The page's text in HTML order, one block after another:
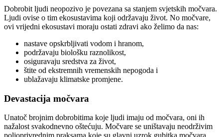
Dobrobit ljudi neopozivo je povezana sa stanjem svjetskih močvara.
Ljudi ovise o tim ekosustavima koji održavaju život. No močvare,
ovi vrijedni ekosustavi moraju ostati zdravi ako želimo da nas:
nastave opskrbljivati ​​vodom i hranom,
podržavaju biološku raznolikost,
osiguravaju sredstva za život,
štite od ekstremnih vremenskih nepogoda i
ublažavaju klimatske promjene.
Devastacija močvara
Unatoč brojnim dobrobitima koje ljudi imaju od močvara, oni ih
nažalost svakodnevno oštećuju. Močvare se uništavaju neodrživim